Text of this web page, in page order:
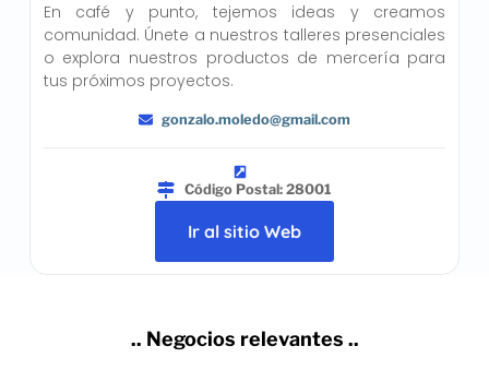
En café y punto, tejemos ideas y creamos
comunidad. Únete a nuestros talleres presenciales
o explora nuestros productos de mercería para
tus próximos proyectos.
gonzalo.moledo@gmail.com
Código Postal: 28001
Ir al sitio Web
.. Negocios relevantes ..